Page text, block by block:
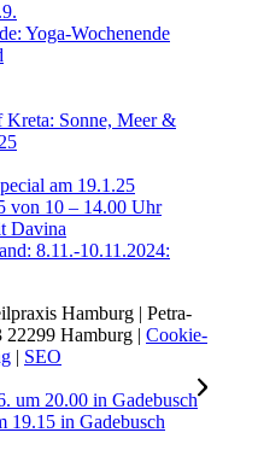
Yoga-Wochenende
Kreta: Sonne, Meer &
am 19.1.25
von 10 – 14.00 Uhr
Davina
8.11.-10.11.2024:
Hamburg | Petra-
22299 Hamburg | Cookie-
| SEO
um 20.00 in Gadebusch
19.15 in Gadebusch